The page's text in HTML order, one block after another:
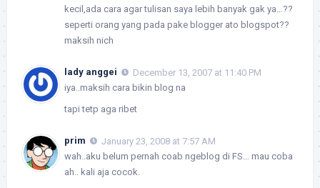
kecil,ada cara agar tulisan saya lebih banyak gak ya…??
seperti orang yang pada pake blogger ato blogspot??
maksih nich
lady anggei
December 13, 2007 at 11:40 PM
iya..maksih cara bikin blog na
tapi tetp aga ribet
prim
January 23, 2008 at 7:57 AM
wah..aku belum pernah coab ngeblog di FS… mau coba
ah.. kali aja cocok.